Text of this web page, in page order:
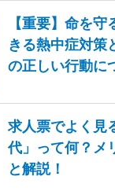
【重要】命を
きる熱中症対策
の正しい行動に
求人票でよく見
代」って何？メ
と解説！